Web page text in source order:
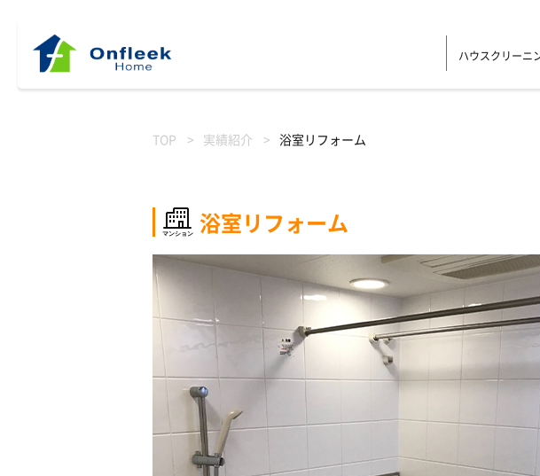
ハウスクリーニ
TOP 実績紹介 浴室リフォーム
浴室リフォーム